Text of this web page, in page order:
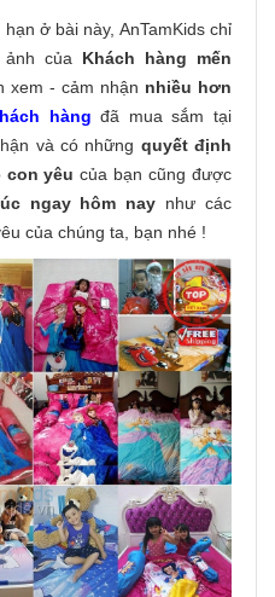
ở bài này, AnTamKids chỉ
của Khách hàng mến
xem - cảm nhận nhiều hơn
hàng đã mua sắm tại
và có những quyết định
con yêu của bạn cũng được
ngay hôm nay như các
của chúng ta, bạn nhé !